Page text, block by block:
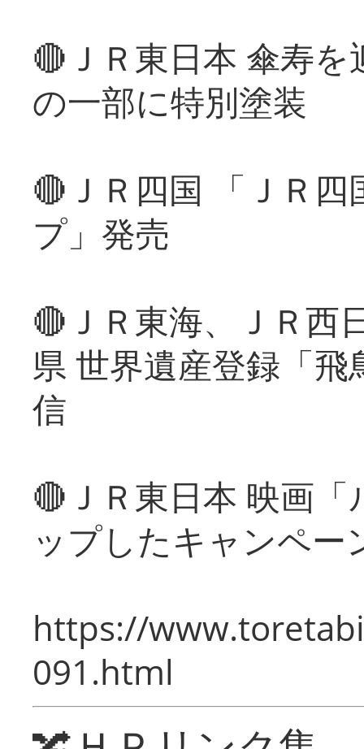
🔴ＪＲ東日本 傘寿
の一部に特別塗装
🔴ＪＲ四国 「ＪＲ
プ」発売
🔴ＪＲ東海、ＪＲ西
県 世界遺産登録「
信
🔴ＪＲ東日本 映画
ップしたキャンペー
https://
091.html